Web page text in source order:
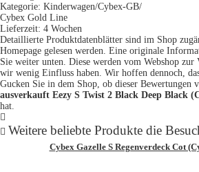
Kategorie: Kinderwagen/Cybex-GB/
Cybex Gold Line
Lieferzeit: 4 Wochen
Detaillierte Produktdatenblätter sind im Shop
Homepage gelesen werden. Eine originale
Sie weiter unten. Diese werden vom Webshop
wir wenig Einfluss haben. Wir hoffen dennoch,
Gucken Sie in dem Shop, ob dieser Bewertungen
ausverkauft Eezy S Twist 2 Black Deep Black
hat.
Weitere beliebte Produkte die
Cybex Gazelle S Regenverdeck Cot